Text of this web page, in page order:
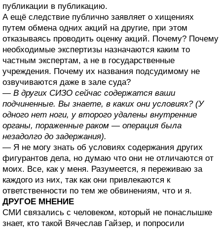
публикации в публикацию.
А ещё следствие публично заявляет о хищениях
путем обмена одних акций на другие, при этом
отказываясь проводить оценку акций. Почему? Почему
необходимые экспертизы назначаются каким то
частным экспертам, а не в государственные
учреждения. Почему их названия подсудимому не
озвучиваются даже в зале суда?
— В других СИЗО сейчас содержатся ваши
подчиненные. Вы знаете, в каких они условиях? (У
одного нет ноги, у второго удалены внутренние
органы, пораженные раком — операция была
незадолго до задержания).
— Я не могу знать об условиях содержания других
фигурантов дела, но думаю что они не отличаются от
моих. Все, как у меня. Разумеется, я переживаю за
каждого из них, так как они привлекаются к
ответственности по тем же обвинениям, что и я.
ДРУГОЕ МНЕНИЕ
СМИ связались с человеком, который не понаслышке
знает, кто такой Вячеслав Гайзер, и попросили